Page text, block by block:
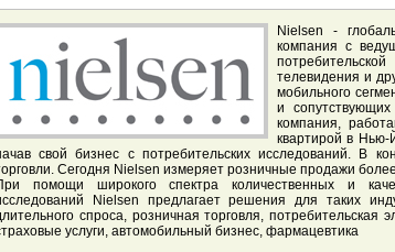
Nielsen -
компания с
телевидения и
мобильного
и
компания,
квартирой в Нью-
свой бизнес с потребительских исследований. В
Сегодня Nielsen измеряет розничные продажи
помощи широкого спектра количественных и
Nielsen предлагает решения для таких
спроса, розничная торговля, потребительская
услуги, автомобильный бизнес, фармацевтика